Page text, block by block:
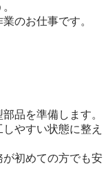
のお仕事です。
品を準備します。
やすい状態に整え
初めての方でも安